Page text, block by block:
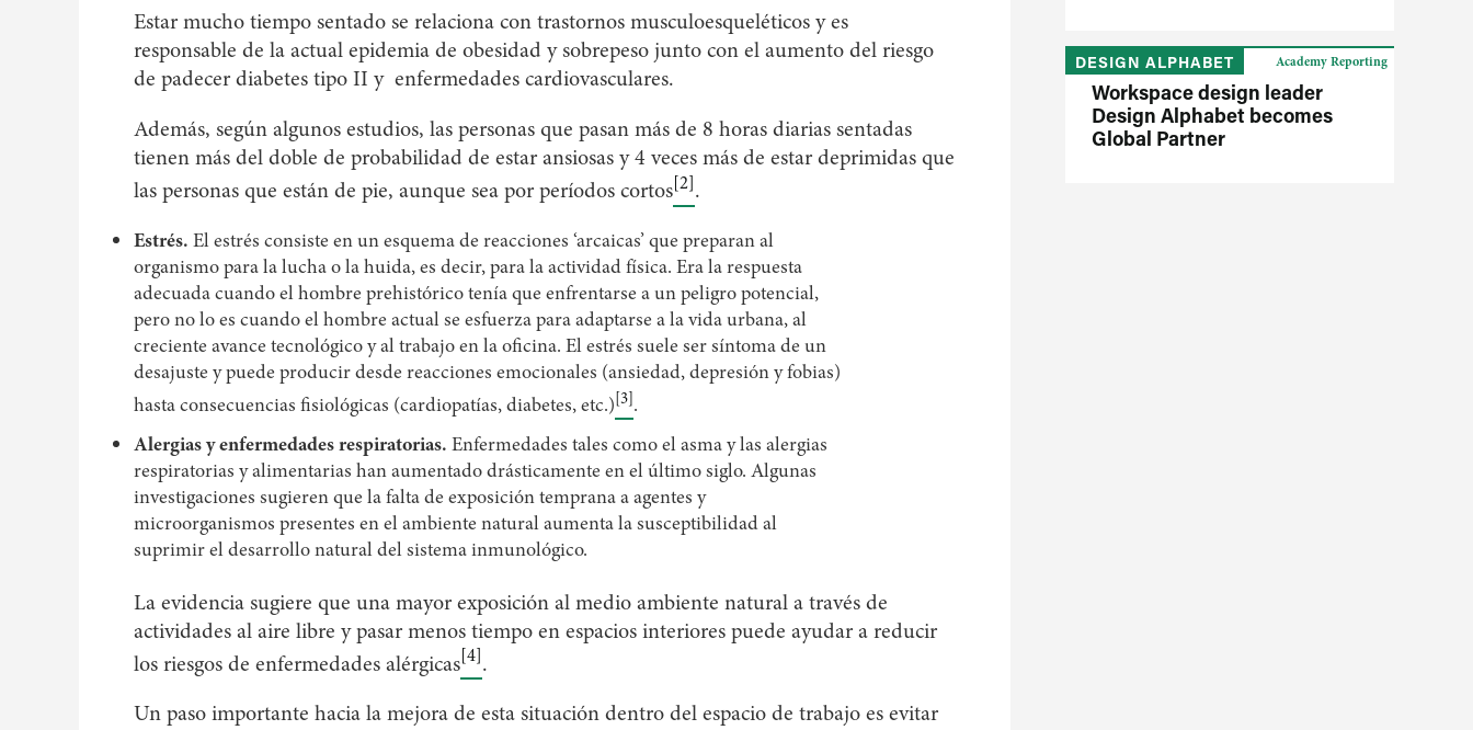
Estar mucho tiempo sentado se relaciona con trastornos musculoesqueléticos y es
responsable de la actual epidemia de obesidad y sobrepeso junto con el aumento del riesgo
de padecer diabetes tipo II y enfermedades cardiovasculares.
Además, según algunos estudios, las personas que pasan más de 8 horas diarias sentadas
tienen más del doble de probabilidad de estar ansiosas y 4 veces más de estar deprimidas que
las personas que están de pie, aunque sea por períodos cortos[2].
Estrés. El estrés consiste en un esquema de reacciones ‘arcaicas’ que preparan al
organismo para la lucha o la huida, es decir, para la actividad física. Era la respuesta
adecuada cuando el hombre prehistórico tenía que enfrentarse a un peligro potencial,
pero no lo es cuando el hombre actual se esfuerza para adaptarse a la vida urbana, al
creciente avance tecnológico y al trabajo en la oficina. El estrés suele ser síntoma de un
desajuste y puede producir desde reacciones emocionales (ansiedad, depresión y fobias)
hasta consecuencias fisiológicas (cardiopatías, diabetes, etc.)[3].
Alergias y enfermedades respiratorias. Enfermedades tales como el asma y las alergias
respiratorias y alimentarias han aumentado drásticamente en el último siglo. Algunas
investigaciones sugieren que la falta de exposición temprana a agentes y
microorganismos presentes en el ambiente natural aumenta la susceptibilidad al
suprimir el desarrollo natural del sistema inmunológico.
La evidencia sugiere que una mayor exposición al medio ambiente natural a través de
actividades al aire libre y pasar menos tiempo en espacios interiores puede ayudar a reducir
los riesgos de enfermedades alérgicas[4].
Un paso importante hacia la mejora de esta situación dentro del espacio de trabajo es evitar
DESIGN ALPHABET
Workspace design leader
Design Alphabet becomes
Global Partner
Academy Reporting